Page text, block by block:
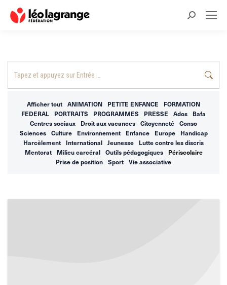
Recherche
Afficher tout ANIMATION PETITE ENFANCE
FORMATION
FEDERAL
PORTRAITS PROGRAMMES PRESSE Ados
Bafa
Centres sociaux
Droit aux vacances Citoyenneté
Conso
Sciences
Culture Environnement Enfance Europe
Handicap
Harcèlement
International Jeunesse
Lutte contre les discris
Mentorat
Milieu carcéral Outils pédagogiques
Périscolaire
Prise de position
Sport Vie associative